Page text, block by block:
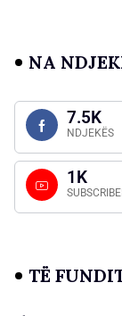
NA
7.5K
NDJEKËS
1K
TË